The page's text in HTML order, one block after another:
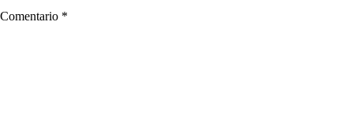
Comentario *